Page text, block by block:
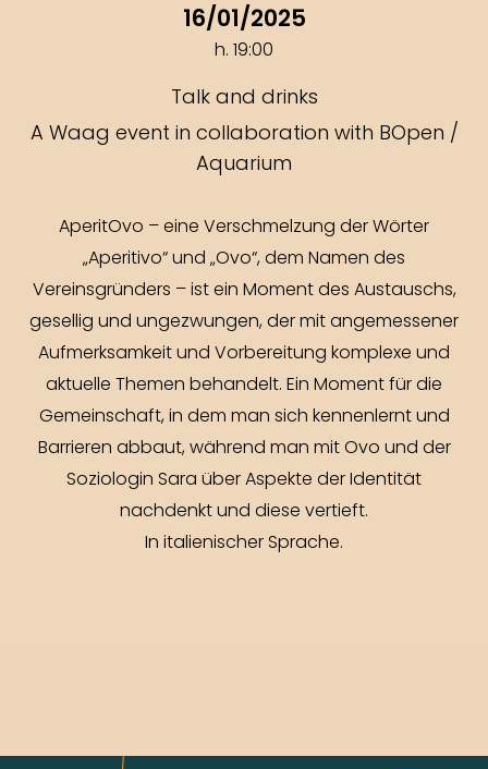
16/01/2025
h. 19:00
Talk and drinks
A Waag event in collaboration with BOpen /
Aquarium
AperitOvo – eine Verschmelzung der Wörter
„Aperitivo“ und „Ovo“, dem Namen des
Vereinsgründers – ist ein Moment des Austauschs,
gesellig und ungezwungen, der mit angemessener
Aufmerksamkeit und Vorbereitung komplexe und
aktuelle Themen behandelt. Ein Moment für die
Gemeinschaft, in dem man sich kennenlernt und
Barrieren abbaut, während man mit Ovo und der
Soziologin Sara über Aspekte der Identität
nachdenkt und diese vertieft.
In italienischer Sprache.